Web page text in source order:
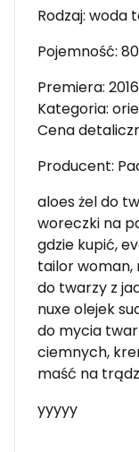
Rodzaj: woda
Pojemność:
Premiera: 2016
Kategoria:
Cena
Producent:
aloes żel do
woreczki na
gdzie kupić,
tailor woman,
do twarzy z
nuxe olejek
do mycia
ciemnych,
maść na
yyyyy